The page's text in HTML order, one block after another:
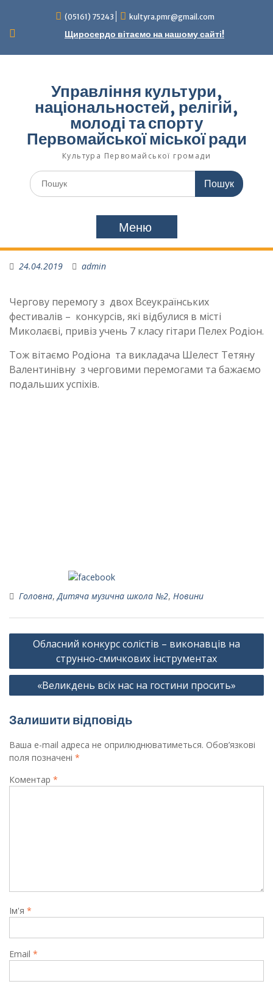
вмісту
(05161) 75243 kultyra.pmr@gmail.com
Щиросердо вітаємо на нашому сайті!
Управління культури,
національностей, релігій,
молоді та спорту
Первомайської міської ради
Культура Первомайcької громади
Шукати:
Меню
24.04.2019 admin
Чергову перемогу з двох Всеукраїнських
фестивалів – конкурсів, які відбулися в місті
Миколаєві, привіз учень 7 класу гітари Пелех Родіон.
Тож вітаємо Родіона та викладача Шелест Тетяну
Валентинівну з черговими перемогами та бажаємо
подальших успіхів.
Поширити на Facebook
Головна,Дитяча музична школа №2, Новини
Навігація
Обласний конкурс солістів – виконавців на
струнно-смичкових інструментах
«Великдень всіх нас на гостини просить»
Залишити відповідь
Ваша e-mail адреса не оприлюднюватиметься. Обов’язкові
поля позначені *
Коментар *
Ім'я *
Email *